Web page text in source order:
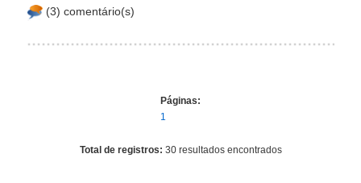
(3) comentário(s)
Páginas:
1
Total de registros: 30 resultados encontrados